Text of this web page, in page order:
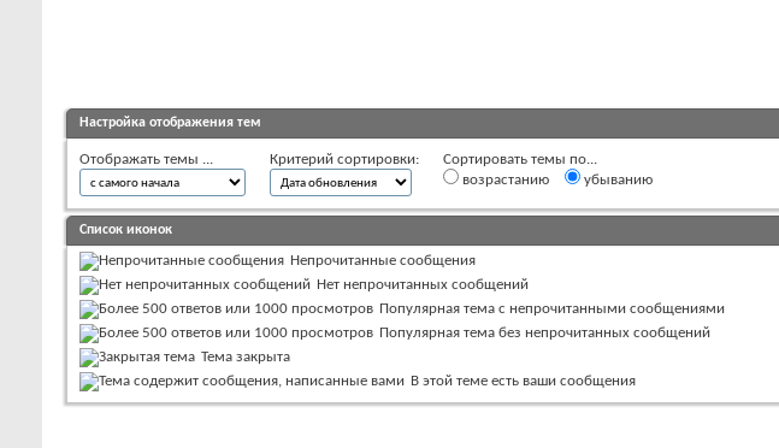
Настройка отображения тем
Отображать темы ... Критерий сортировки:
Сортировать темы по...
возрастанию
убыванию
Список иконок
Непрочитанные сообщения
Нет непрочитанных сообщений
Популярная тема с непрочитанными сообщениями
Популярная тема без непрочитанных сообщений
Тема закрыта
В этой теме есть ваши сообщения